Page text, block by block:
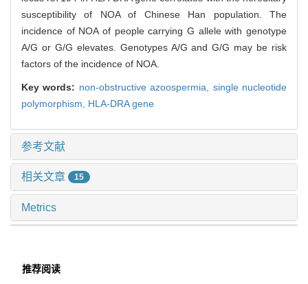
susceptibility of NOA of Chinese Han population. The
incidence of NOA of people carrying G allele with genotype
A/G or G/G elevates. Genotypes A/G and G/G may be risk
factors of the incidence of NOA.
Key words: non-obstructive azoospermia, single nucleotide
polymorphism, HLA-DRA gene
参考文献
相关文章 15
Metrics
推荐阅读